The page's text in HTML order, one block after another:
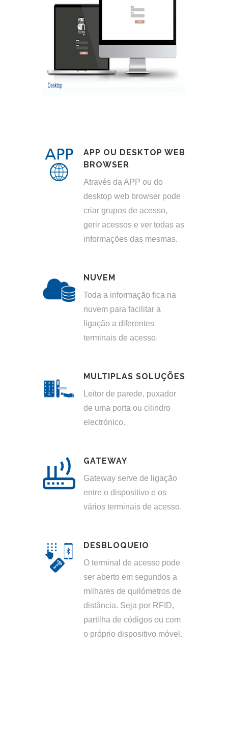
APP OU DESKTOP WEB
BROWSER
Através da APP ou do
desktop web browser pode
criar grupos de acesso,
gerir acessos e ver todas as
informações das mesmas.
NUVEM
Toda a informação fica na
nuvem para facilitar a
ligação a diferentes
terminais de acesso.
MULTIPLAS SOLUÇÕES
Leitor de parede, puxador
de uma porta ou cilindro
electrónico.
GATEWAY
Gateway serve de ligação
entre o dispositivo e os
vários terminais de acesso.
DESBLOQUEIO
O terminal de acesso pode
ser aberto em segundos a
milhares de quilómetros de
distância. Seja por RFID,
partilha de códigos ou com
o próprio dispositivo móvel.